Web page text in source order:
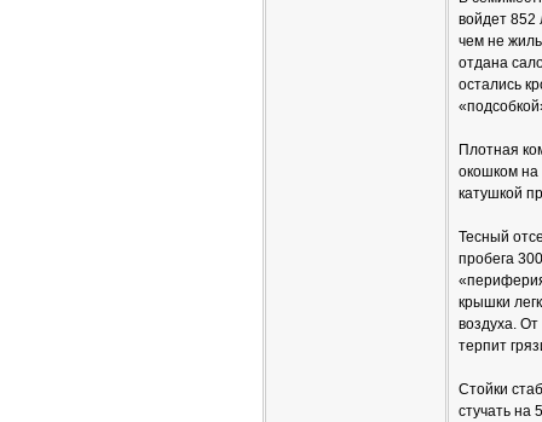
войдет 852
чем не
отдана
остались
Плотная
окошком на
катушкой
Тесный
пробега
крышки
воздуха. От
терпит
Стойки
стучать на